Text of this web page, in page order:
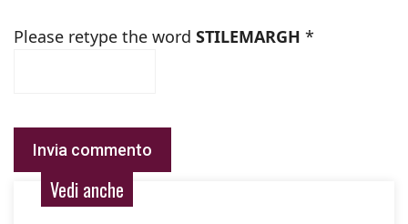
Please retype the word STILEMARGH *
Vedi anche